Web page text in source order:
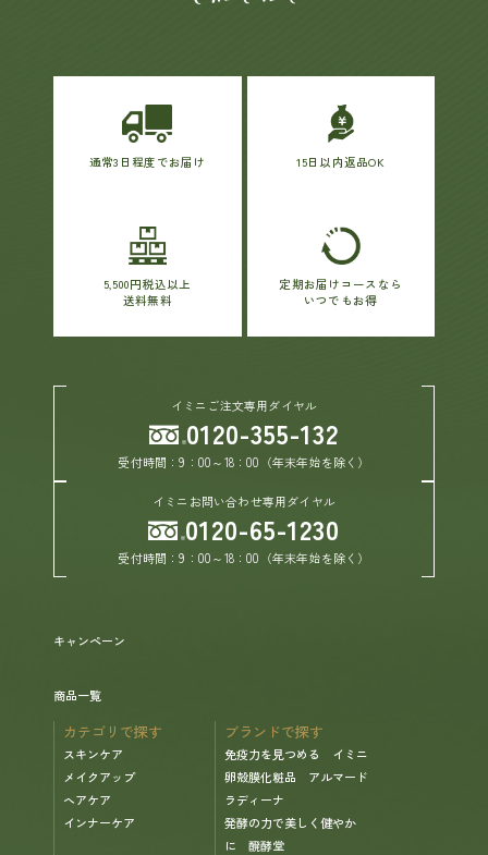
通常3日程度でお届け 15日以内返品OK
5,500円税込以上
送料無料
定期お届けコースなら
いつでもお得
キャンペーン
商品一覧
カテゴリで探す
スキンケア
メイクアップ
ヘアケア
インナーケア
ブランドで探す
免疫力を見つめる イミニ
卵殻膜化粧品 アルマード
ラディーナ
発酵の力で美しく健やか
に 醗酵堂
イミニご注文専用ダイヤル
0120-355-132
受付時間：9：00～18：00（年末年始を除く）
イミニお問い合わせ専用ダイヤル
0120-65-1230
受付時間：9：00～18：00（年末年始を除く）